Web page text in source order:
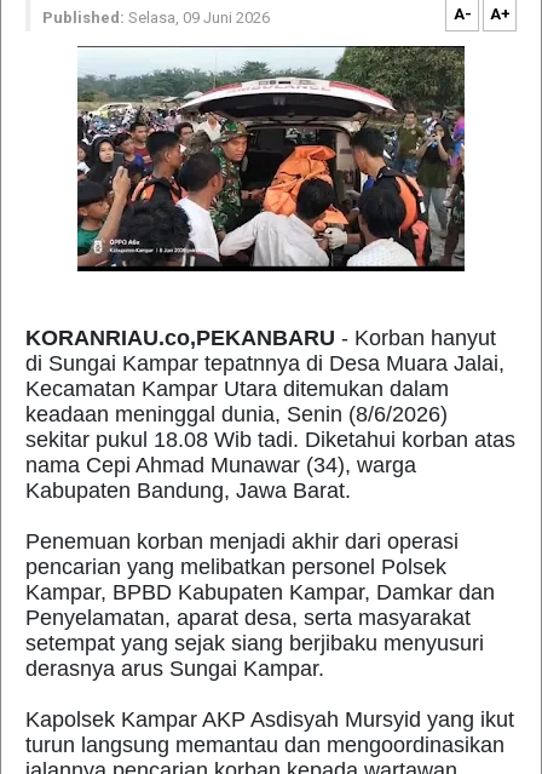
Published: Selasa, 09 Juni 2026 A- A+
KORANRIAU.co,PEKANBARU - Korban hanyut
di Sungai Kampar tepatnnya di Desa Muara Jalai,
Kecamatan Kampar Utara ditemukan dalam
keadaan meninggal dunia, Senin (8/6/2026)
sekitar pukul 18.08 Wib tadi. Diketahui korban atas
nama Cepi Ahmad Munawar (34), warga
Kabupaten Bandung, Jawa Barat.
Penemuan korban menjadi akhir dari operasi
pencarian yang melibatkan personel Polsek
Kampar, BPBD Kabupaten Kampar, Damkar dan
Penyelamatan, aparat desa, serta masyarakat
setempat yang sejak siang berjibaku menyusuri
derasnya arus Sungai Kampar.
Kapolsek Kampar AKP Asdisyah Mursyid yang ikut
turun langsung memantau dan mengoordinasikan